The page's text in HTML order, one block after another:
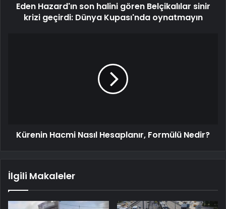
Eden Hazard'ın son halini gören Belçikalılar sinir
krizi geçirdi: Dünya Kupası'nda oynatmayın
Kürenin Hacmi Nasıl Hesaplanır, Formülü Nedir?
İlgili Makaleler